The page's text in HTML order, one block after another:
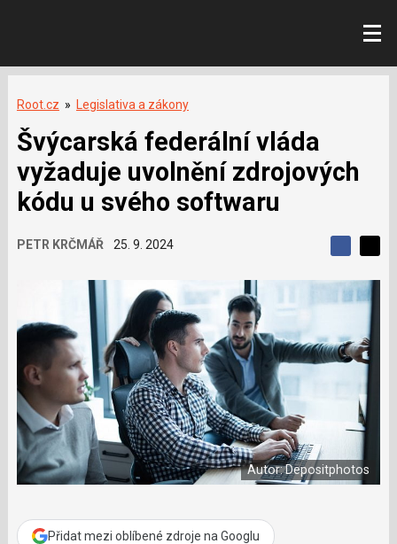
Root.cz » Legislativa a zákony
Švýcarská federální vláda
vyžaduje uvolnění zdrojových
kódu u svého softwaru
PETR KRČMÁŘ 25. 9. 2024
S
d
í
e
t
S
í
t
e
n
o
o
k
í
l
e
j
t
e
Autor: Depositphotos
Přidat mezi oblíbené zdroje na Googlu